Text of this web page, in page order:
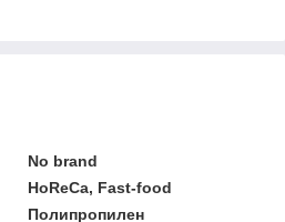
No brand
HoReCa, Fast-food
Полипропилен